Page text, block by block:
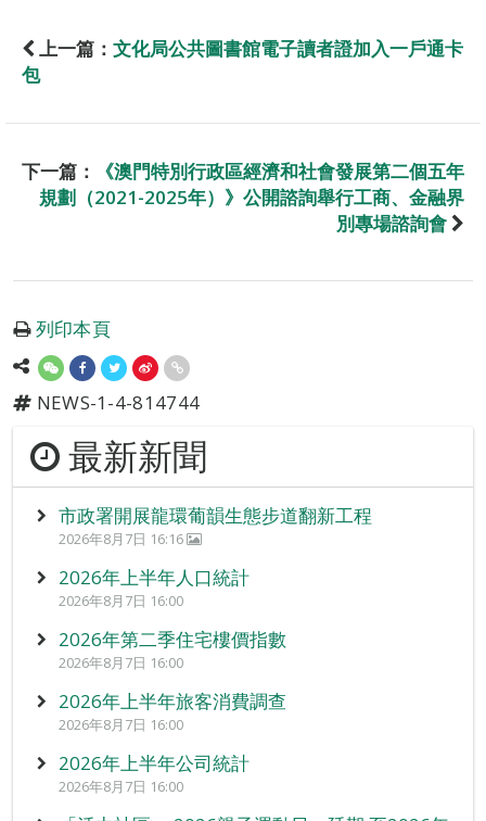
上一篇： 文化局公共圖書館電子讀者證加入一戶通卡
包
下一篇：
《澳門特別行政區經濟和社會發展第二個五年
規劃（2021-2025年）》公開諮詢舉行工商、金融界
別專場諮詢會
列印本頁
NEWS-1-4-814744
最新新聞
市政署開展龍環葡韻生態步道翻新工程
2026年8月7日 16:16
2026年上半年人口統計
2026年8月7日 16:00
2026年第二季住宅樓價指數
2026年8月7日 16:00
2026年上半年旅客消費調查
2026年8月7日 16:00
2026年上半年公司統計
2026年8月7日 16:00